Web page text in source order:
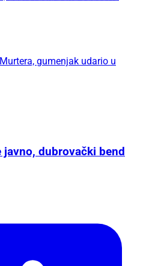
gumenjak udario u
dubrovački bend